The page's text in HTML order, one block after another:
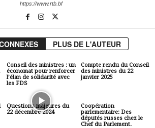
https://www.rtb.bf
PLUS DE L'AUTEUR
Conseil des ministres : un
économat pour renforcer
l’élan de solidarité avec
les FDS
Compte rendu du Conseil
des ministres du 22
janvier 2025
Questions majeures du
22 décembre 2024
Coopération
parlementaire: Des
députés russes chez le
Chef du Parlement.